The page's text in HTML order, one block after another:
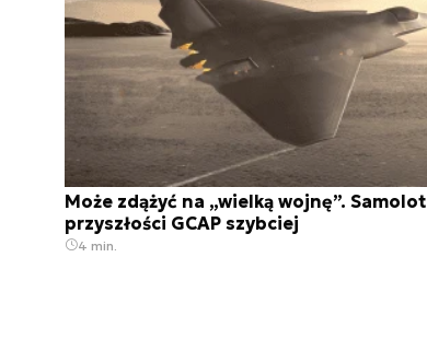
Może zdążyć na „wielką wojnę”. Samolot
przyszłości GCAP szybciej
4 min.